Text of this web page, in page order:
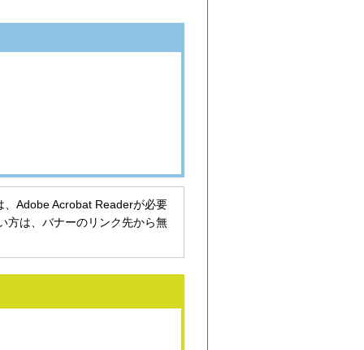
Adobe Acrobat Readerが必要
方は、バナーのリンク先から無